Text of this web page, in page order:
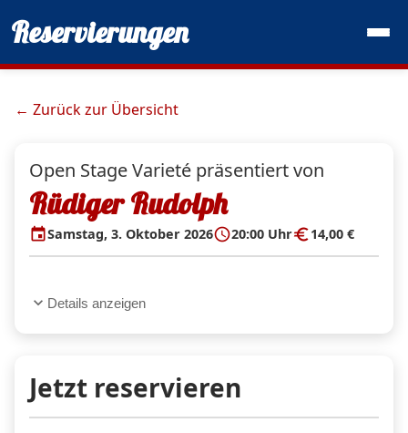
Reservierungen
← Zurück zur Übersicht
Open Stage Varieté präsentiert von
Rüdiger Rudolph
eventSamstag, 3. Oktober 2026schedule20:00 Uhreuro14,00 €
expand_more Details anzeigen
Jetzt reservieren